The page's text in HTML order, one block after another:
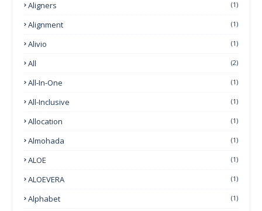
Aligners (1)
Alignment (1)
Alivio (1)
All (2)
All-In-One (1)
All-Inclusive (1)
Allocation (1)
Almohada (1)
ALOE (1)
ALOEVERA (1)
Alphabet (1)